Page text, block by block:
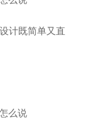
计既简单又直